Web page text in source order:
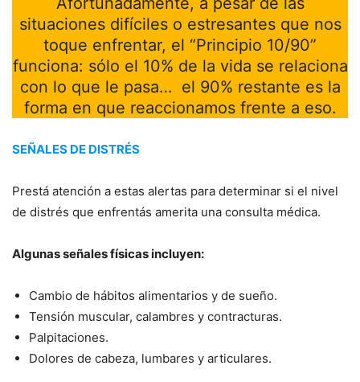
situaciones difíciles o estresantes que nos
toque enfrentar, el “Principio 10/90”
funciona: sólo el 10% de la vida se relaciona
con lo que le pasa… el 90% restante es la
forma en que reaccionamos frente a eso.
SEÑALES DE DISTRÉS
Prestá atención a estas alertas para determinar si el nivel
de distrés que enfrentás amerita una consulta médica.
Algunas señales físicas incluyen:
Cambio de hábitos alimentarios y de sueño.
Tensión muscular, calambres y contracturas.
Palpitaciones.
Dolores de cabeza, lumbares y articulares.